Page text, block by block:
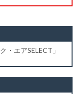
・エアSELECT」